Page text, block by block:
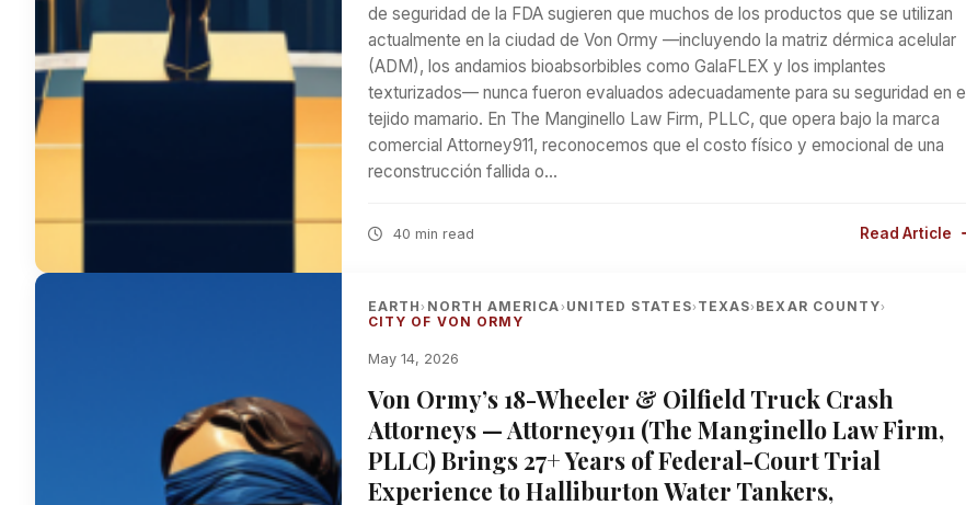
de seguridad de la FDA sugieren que muchos de los productos que se utilizan
actualmente en la ciudad de Von Ormy —incluyendo la matriz dérmica acelular
(ADM), los andamios bioabsorbibles como GalaFLEX y los implantes
texturizados— nunca fueron evaluados adecuadamente para su seguridad en el
tejido mamario. En The Manginello Law Firm, PLLC, que opera bajo la marca
comercial Attorney911, reconocemos que el costo físico y emocional de una
reconstrucción fallida o…
40 min read Read Article
EARTH› NORTH AMERICA› UNITED STATES› TEXAS› BEXAR COUNTY›
CITY OF VON ORMY
May 14, 2026
Von Ormy’s 18-Wheeler & Oilfield Truck Crash
Attorneys — Attorney911 (The Manginello Law Firm,
PLLC) Brings 27+ Years of Federal-Court Trial
Experience to Halliburton Water Tankers,